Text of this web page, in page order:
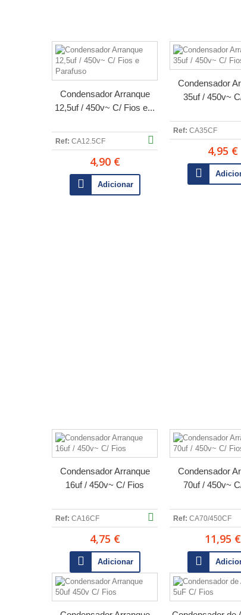
Condensador Arranque
12,5uf / 450v~ C/ Fios e...
Ref: CA12.5CF
4,90 €
Adicionar
Condensador
35uf / 450v~
Ref: CA35CF
4,95 €
Condensador Arranque
16uf / 450v~ C/ Fios
Ref: CA16CF
4,75 €
Adicionar
Condensador
70uf / 450v~
Ref: CA70/450CF
11,95 €